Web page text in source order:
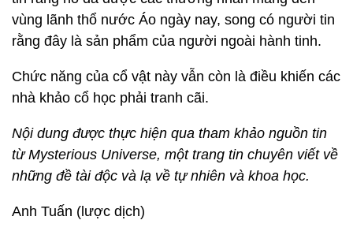
vùng lãnh thổ nước Áo ngày nay, song có người tin
rằng đây là sản phẩm của người ngoài hành tinh.
Chức năng của cổ vật này vẫn còn là điều khiến các
nhà khảo cổ học phải tranh cãi.
Nội dung được thực hiện qua tham khảo nguồn tin
từ Mysterious Universe, một trang tin chuyên viết về
những đề tài độc và lạ về tự nhiên và khoa học.
Anh Tuấn (lược dịch)